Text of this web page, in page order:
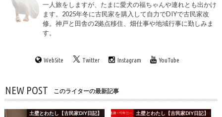
一人旅をしますが、たまに愛犬の福ちゃんや連れとも出かけ
ます。2025年冬に古民家を購入して自力でDIYで古民家改
修。神戸と田舎の2拠点移住、畑仕事や地域行事に勤しみま
す。
WebSite Twitter Instagram YouTube
NEW POST このライターの最新記事
土壁とわたし【古民家DIY日記】 土壁とわたし【古民家DIY日記】